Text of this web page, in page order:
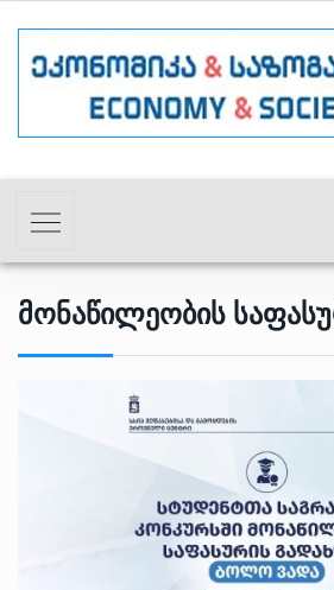
Მონაწილეობის